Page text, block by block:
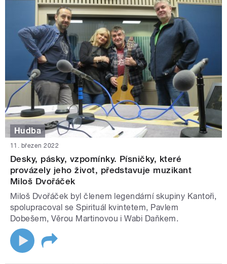
Hudba
11. březen 2022
Desky, pásky, vzpomínky. Písničky, které
provázely jeho život, představuje muzikant
Miloš Dvořáček
Miloš Dvořáček byl členem legendární skupiny Kantoři,
spolupracoval se Spirituál kvintetem, Pavlem
Dobešem, Věrou Martinovou i Wabi Daňkem.